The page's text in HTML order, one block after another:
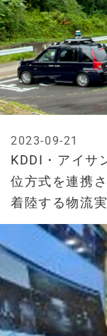
KDDI・アイサ
位方式を連携
着陸する物流
2023-09-21